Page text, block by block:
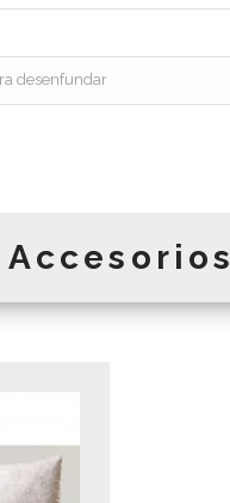
desenfundar
Accesorios